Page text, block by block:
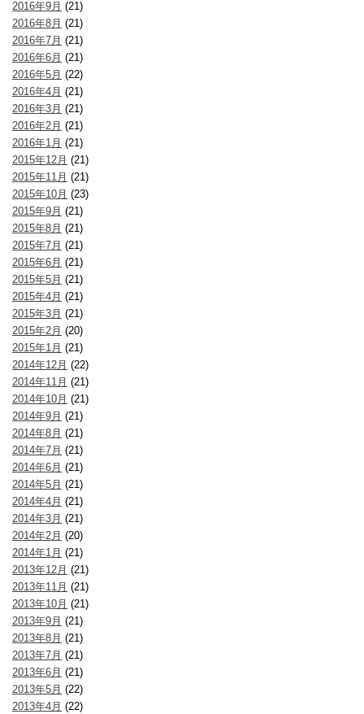
2016年9月 (21)
2016年8月 (21)
2016年7月 (21)
2016年6月 (21)
2016年5月 (22)
2016年4月 (21)
2016年3月 (21)
2016年2月 (21)
2016年1月 (21)
2015年12月 (21)
2015年11月 (21)
2015年10月 (23)
2015年9月 (21)
2015年8月 (21)
2015年7月 (21)
2015年6月 (21)
2015年5月 (21)
2015年4月 (21)
2015年3月 (21)
2015年2月 (20)
2015年1月 (21)
2014年12月 (22)
2014年11月 (21)
2014年10月 (21)
2014年9月 (21)
2014年8月 (21)
2014年7月 (21)
2014年6月 (21)
2014年5月 (21)
2014年4月 (21)
2014年3月 (21)
2014年2月 (20)
2014年1月 (21)
2013年12月 (21)
2013年11月 (21)
2013年10月 (21)
2013年9月 (21)
2013年8月 (21)
2013年7月 (21)
2013年6月 (21)
2013年5月 (22)
2013年4月 (22)